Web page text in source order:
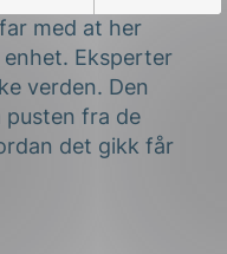
med at her
Eksperter
verden. Den
pusten fra de
det gikk får